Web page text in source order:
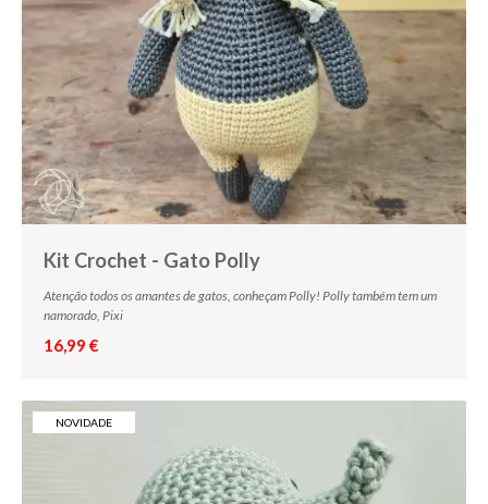
Kit Crochet - Gato Polly
Atenção todos os amantes de gatos, conheçam Polly! Polly também tem um
namorado, Pixi
16,99 €
NOVIDADE